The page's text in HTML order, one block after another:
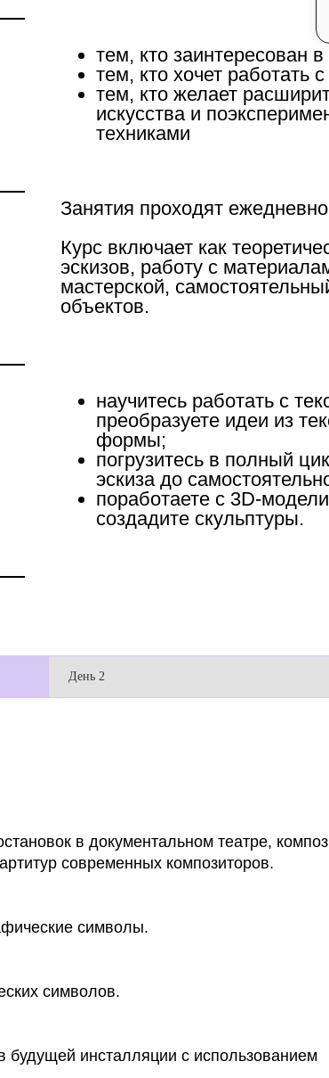
тем, кто заинтересован
тем, кто хочет работать
тем, кто желает
искусства и
техниками
Занятия проходят
Курс включает как
эскизов, работу с
мастерской,
объектов.
научитесь работать с
преобразуете идеи из
формы;
погрузитесь в полный
эскиза до
поработаете с 3D-
создадите скульптуры.
День 2
в документальном театре,
современных композиторов.
символы.
символов.
будущей инсталляции с использованием